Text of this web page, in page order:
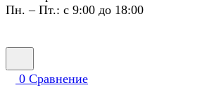
Пн. – Пт.: с 9:00 до 18:00
0 Сравнение